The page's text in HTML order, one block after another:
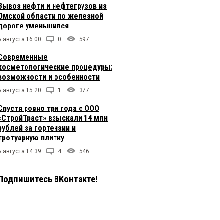
нефти и нефтегрузов из
области по железной
уменьшился
августа 16:00 0 597
процедуры:
и особенности
августа 15:20 1 377
ровно три года с ООО
взыскали 14 млн
за гортензии и
плитку
августа 14:39 4 546
ВКонтакте!